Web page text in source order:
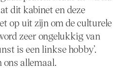
dit kabinet en deze
op uit zijn om de culturele
zeer ongelukkig van
is een linkse hobby’.
allemaal.